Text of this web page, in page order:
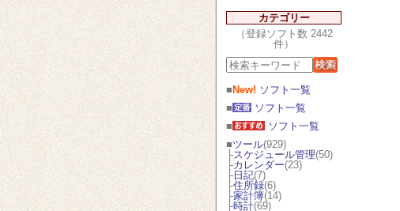
カテゴリー
（登録ソフト数 2442
件）
■ New! ソフト一覧
■
ソフト一覧
■
ソフト一覧
■ツール(929)
├スケジュール管理(50)
├カレンダー(23)
├日記(7)
├住所録(6)
├家計簿(14)
├時計(69)